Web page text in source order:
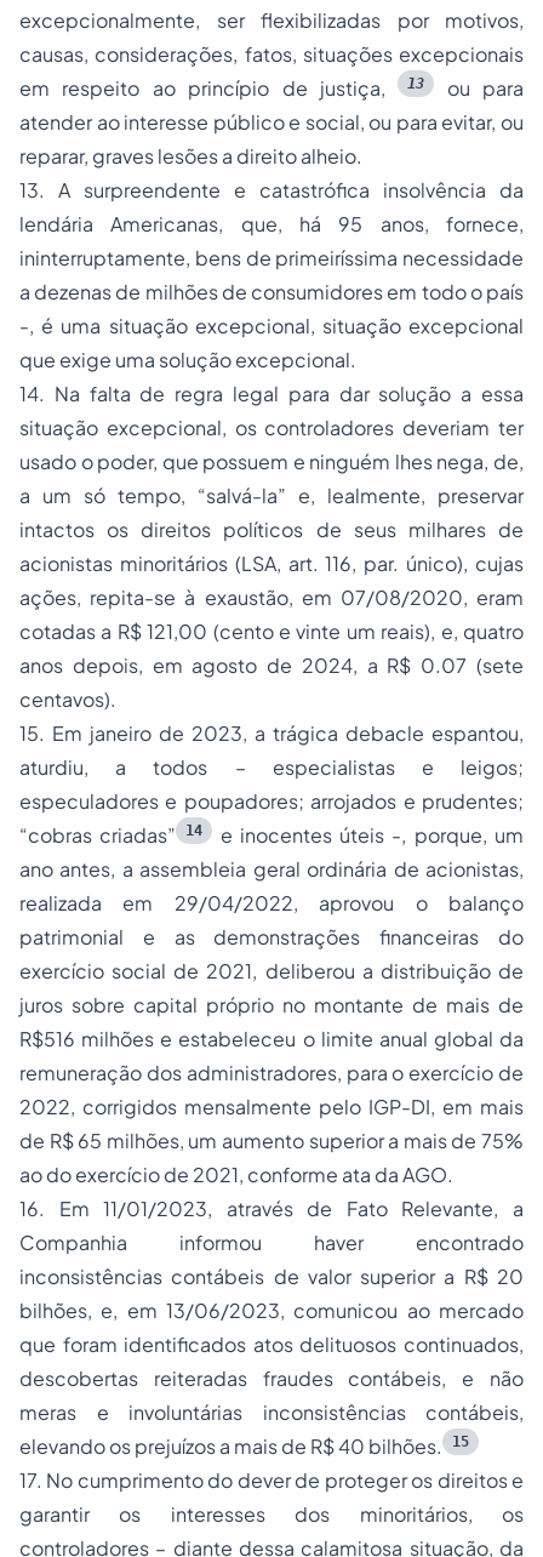
excepcionalmente, ser flexibilizadas por motivos,
causas, considerações, fatos, situações excepcionais
em respeito ao princípio de justiça, 13
ou para
atender ao interesse público e social, ou para evitar, ou
reparar, graves lesões a direito alheio.
13. A surpreendente e catastrófica insolvência da
lendária Americanas, que, há 95 anos, fornece,
ininterruptamente, bens de primeiríssima necessidade
a dezenas de milhões de consumidores em todo o país
-, é uma situação excepcional, situação excepcional
que exige uma solução excepcional.
14. Na falta de regra legal para dar solução a essa
situação excepcional, os controladores deveriam ter
usado o poder, que possuem e ninguém lhes nega, de,
a um só tempo, “salvá-la” e, lealmente, preservar
intactos os direitos políticos de seus milhares de
acionistas minoritários (LSA, art. 116, par. único), cujas
ações, repita-se à exaustão, em 07/08/2020, eram
cotadas a R$ 121,00 (cento e vinte um reais), e, quatro
anos depois, em agosto de 2024, a R$ 0.07 (sete
centavos).
15. Em janeiro de 2023, a trágica debacle espantou,
aturdiu, a todos – especialistas e leigos;
especuladores e poupadores; arrojados e prudentes;
“cobras criadas”
14 e inocentes úteis -, porque, um
ano antes, a assembleia geral ordinária de acionistas,
realizada em 29/04/2022, aprovou o balanço
patrimonial e as demonstrações financeiras do
exercício social de 2021, deliberou a distribuição de
juros sobre capital próprio no montante de mais de
R$516 milhões e estabeleceu o limite anual global da
remuneração dos administradores, para o exercício de
2022, corrigidos mensalmente pelo IGP-DI, em mais
de R$ 65 milhões, um aumento superior a mais de 75%
ao do exercício de 2021, conforme ata da AGO.
16. Em 11/01/2023, através de Fato Relevante, a
Companhia informou haver encontrado
inconsistências contábeis de valor superior a R$ 20
bilhões, e, em 13/06/2023, comunicou ao mercado
que foram identificados atos delituosos continuados,
descobertas reiteradas fraudes contábeis, e não
meras e involuntárias inconsistências contábeis,
elevando os prejuízos a mais de R$ 40 bilhões. 15
17. No cumprimento do dever de proteger os direitos e
garantir os interesses dos minoritários, os
controladores – diante dessa calamitosa situação, da